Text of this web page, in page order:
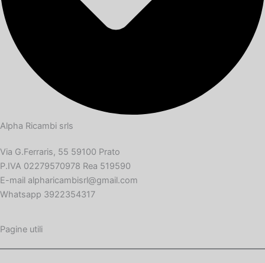
Alpha Ricambi srls
Via G.Ferraris, 55 59100 Prato
P.IVA 02279570978 Rea 519590
E-mail alpharicambisrl@gmail.com
Whatsapp 3922354317
Pagine utili